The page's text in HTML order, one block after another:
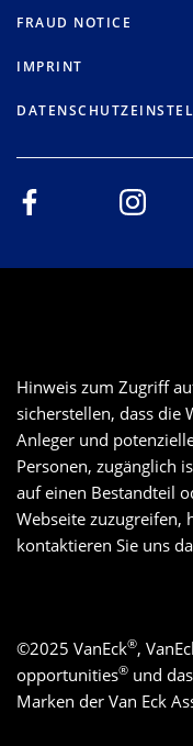
FRAUD NOTICE
IMPRINT
Hinweis zum Zugriff
sicherstellen, dass die
Anleger und
Personen, zugänglich
auf einen Bestandteil
Webseite zuzugreifen,
kontaktieren Sie uns
©2025 VanEck®,
opportunities® und
Marken der Van Eck